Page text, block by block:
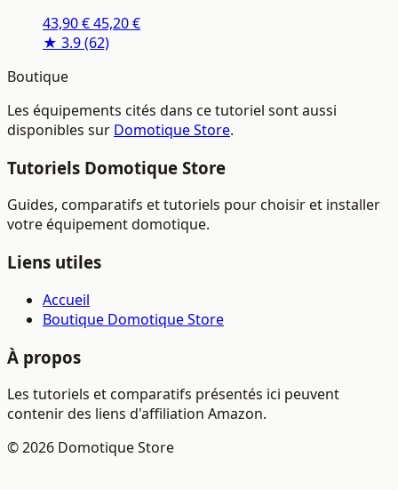
Connecté Compatible avec Jeedom, eedomus,
MyUbiwizz
43,90 €45,20 €
★ 3.9(62)
Boutique
Les équipements cités dans ce tutoriel sont aussi
disponibles sur Domotique Store.
Tutoriels Domotique Store
Guides, comparatifs et tutoriels pour choisir et installer
votre équipement domotique.
Liens utiles
Accueil
Boutique Domotique Store
À propos
Les tutoriels et comparatifs présentés ici peuvent
contenir des liens d'affiliation Amazon.
© 2026 Domotique Store